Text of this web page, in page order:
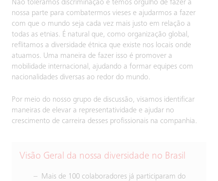
Não toleramos discriminação e temos orgulho de fazer a
nossa parte para combatermos vieses e ajudarmos a fazer
com que o mundo seja cada vez mais justo em relação a
todas as etnias. É natural que, como organização global,
reflitamos a diversidade étnica que existe nos locais onde
atuamos. Uma maneira de fazer isso é promover a
mobilidade internacional, ajudando a formar equipes com
nacionalidades diversas ao redor do mundo.
Por meio do nosso grupo de discussão, visamos identificar
maneiras de elevar a representatividade e ajudar no
crescimento de carreira desses profissionais na companhia.
Visão Geral da nossa diversidade no Brasil
Mais de 100 colaboradores já participaram do